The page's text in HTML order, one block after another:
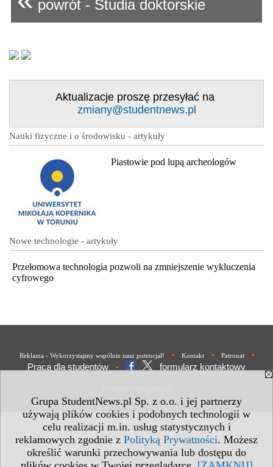
Grupa StudentNews.pl Sp. z o.o. i jej partnerzy
używają plików cookies i podobnych technologii w
celu realizacji m.in. usług statystycznych i
reklamowych zgodnie z Polityką Prywatności. Możesz
określić warunki przechowywania lub dostępu do
powrót - Studia doktorskie
Aktualizacje proszę przesyłać na
zmiany@studentnews.pl
Nauki fizyczne i o środowisku - artykuły
Piastowie pod lupą archeologów
Nowe technologie - artykuły
Przełomowa technologia pozwoli na zmniejszenie wykluczenia
cyfrowego
Reklama - Wykorzystajmy wspólnie nasz potencjał! • Kontakt • Patronat •
Praca dla studentów • formularz kontaktowy